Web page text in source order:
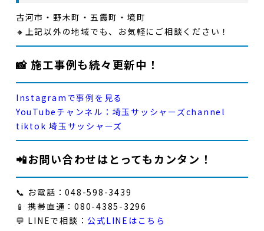
古河市・野木町・五霞町・境町
🔸 上記以外の地域でも、お気軽にご相談ください！
📸 施工事例も続々更新中！
Instagramで事例を見る
YouTubeチャンネル：埼玉サッシャーズchannel
tiktok 埼玉サッシャーズ
📲お問い合わせはとってもカンタン！
📞 お電話 ：048-598-3439
📱 携帯直通 ：080-4385-3296
💬 LINEで相談 ： 公式LINEはこちら